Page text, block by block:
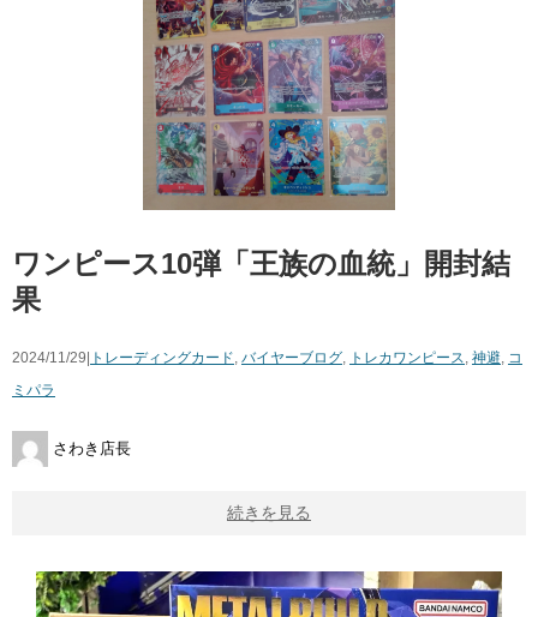
ワンピース10弾「王族の血統」開封結
果
2024/11/29| トレーディングカード バイヤーブログ トレカ ワンピース 神避
コ
ミパラ
さわき店長
続きを見る